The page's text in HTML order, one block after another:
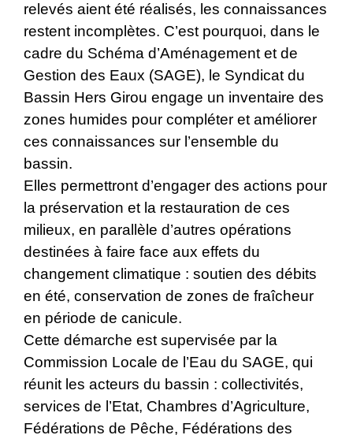
relevés aient été réalisés, les connaissances
restent incomplètes. C’est pourquoi, dans le
cadre du Schéma d’Aménagement et de
Gestion des Eaux (SAGE), le Syndicat du
Bassin Hers Girou engage un inventaire des
zones humides pour compléter et améliorer
ces connaissances sur l’ensemble du
bassin.
Elles permettront d’engager des actions pour
la préservation et la restauration de ces
milieux, en parallèle d’autres opérations
destinées à faire face aux effets du
changement climatique : soutien des débits
en été, conservation de zones de fraîcheur
en période de canicule.
Cette démarche est supervisée par la
Commission Locale de l’Eau du SAGE, qui
réunit les acteurs du bassin : collectivités,
services de l’Etat, Chambres d’Agriculture,
Fédérations de Pêche, Fédérations des